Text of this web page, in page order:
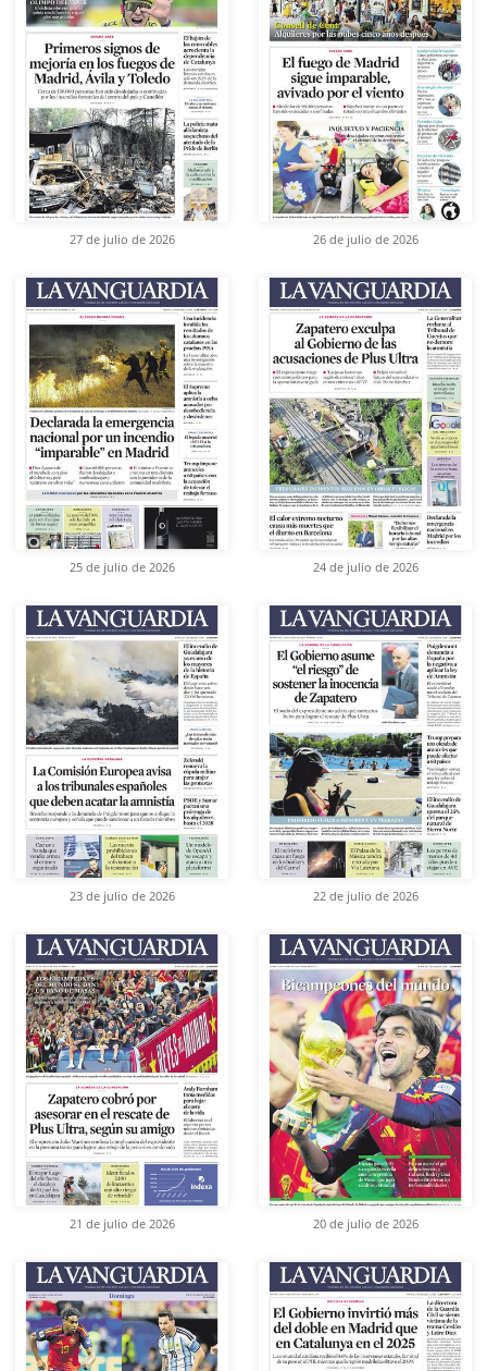
27 de julio de 2026 26 de julio de 2026
25 de julio de 2026 24 de julio de 2026
23 de julio de 2026 22 de julio de 2026
21 de julio de 2026 20 de julio de 2026